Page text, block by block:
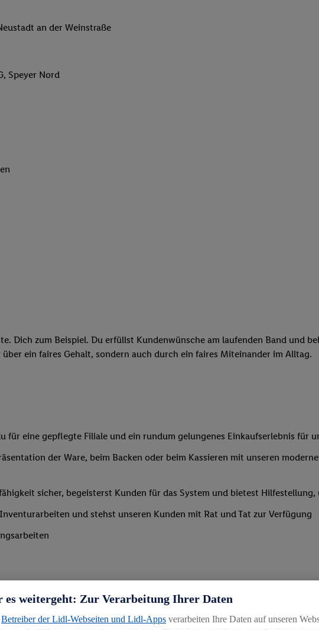
an der Weinstraße
Speyer Nord
Dich zum Beispiel. Du erfüllst Kundenwünsche am laufenden Band und
ein faires Gehalt, sondern auch durch ein faires Miteinander im Alltag.
für eine gepflegte Filiale und ein rundum gelungenes Einkaufserlebnis für
der Ware, beim Backen oder beim Kassieren mit unseren
sicher, begeisterst Kunden für das System und bietest
und stehst unseren Kunden mit Rat und Tat zur Verfügung
es weitergeht: Zur Verarbeitung Ihrer Daten
Betreiber der Lidl-Webseiten und Lidl-Apps verarbeiten Ihre Daten auf unseren